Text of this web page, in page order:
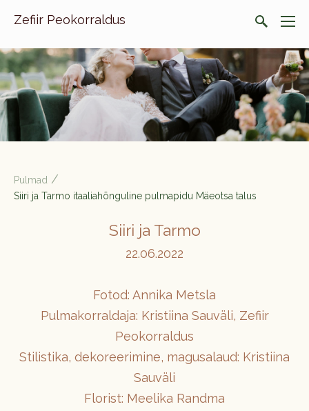
Zefiir Peokorraldus
Pulmad /
Siiri ja Tarmo itaaliahõnguline pulmapidu Mäeotsa talus
Siiri ja Tarmo
22.06.2022
Fotod: Annika Metsla
Pulmakorraldaja: Kristiina Sauväli, Zefiir
Peokorraldus
Stilistika, dekoreerimine, magusalaud: Kristiina
Sauväli
Florist: Meelika Randma